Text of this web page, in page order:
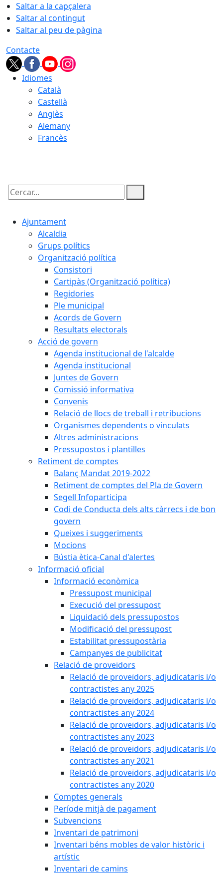
Saltar a la capçalera
Saltar al contingut
Saltar al peu de pàgina
Contacte
Idiomes
Català
Castellà
Anglès
Alemany
Francès
Cercar:
Ajuntament
Alcaldia
Grups polítics
Organització política
Consistori
Cartipàs (Organització política)
Regidories
Ple municipal
Acords de Govern
Resultats electorals
Acció de govern
Agenda institucional de l'alcalde
Agenda institucional
Juntes de Govern
Comissió informativa
Convenis
Relació de llocs de treball i retribucions
Organismes dependents o vinculats
Altres administracions
Pressupostos i plantilles
Retiment de comptes
Balanç Mandat 2019-2022
Retiment de comptes del Pla de Govern
Segell Infoparticipa
Codi de Conducta dels alts càrrecs i de bon
govern
Queixes i suggeriments
Mocions
Bústia ètica-Canal d'alertes
Informació oficial
Informació econòmica
Pressupost municipal
Execució del pressupost
Liquidació dels pressupostos
Modificació del pressupost
Estabilitat pressupostària
Campanyes de publicitat
Relació de proveïdors
Relació de proveïdors, adjudicataris i/o
contractistes any 2025
Relació de proveïdors, adjudicataris i/o
contractistes any 2024
Relació de proveïdors, adjudicataris i/o
contractistes any 2023
Relació de proveïdors, adjudicataris i/o
contractistes any 2021
Relació de proveïdors, adjudicataris i/o
contractistes any 2020
Comptes generals
Període mitjà de pagament
Subvencions
Inventari de patrimoni
Inventari béns mobles de valor històric i
artístic
Inventari de camins